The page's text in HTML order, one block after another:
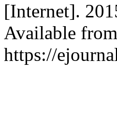
[Internet].
Available
https://